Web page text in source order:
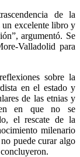
de la
un excelente libro y
argumentó. Se
Valladolid para
sobre la
en el estado y
de las etnias y
en que no se
el rescate de la
milenario
puede curar algo